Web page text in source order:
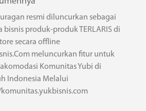
resmi diluncurkan sebagai
bisnis produk-produk TERLARIS di
secara offline
meluncurkan fitur untuk
Komunitas Yubi di
Indonesia Melalui